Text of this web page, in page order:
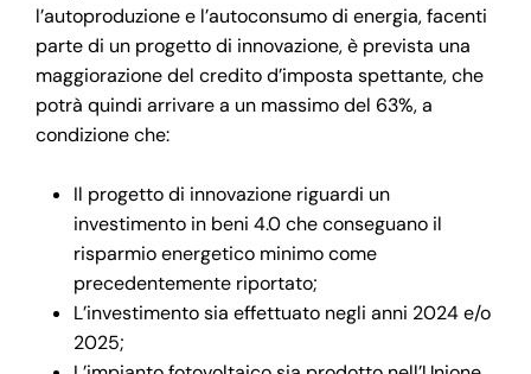
l’autoproduzione e l’autoconsumo di energia, facenti
parte di un progetto di innovazione, è prevista una
maggiorazione del credito d’imposta spettante, che
potrà quindi arrivare a un massimo del 63%, a
condizione che:
Il progetto di innovazione riguardi un
investimento in beni 4.0 che conseguano il
risparmio energetico minimo come
precedentemente riportato;
L’investimento sia effettuato negli anni 2024 e/o
2025;